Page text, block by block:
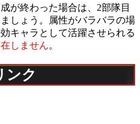
が終わった場合は、2部隊目
しょう。属性がバラバラの場
キャラとして活躍させられる
しません。
ンク